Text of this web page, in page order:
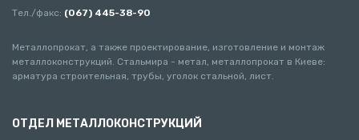
Тел./факс: (067) 445-38-90
Металлопрокат, а также проектирование, изготовление и монтаж
металлоконструкций. Стальмира - метал, металлопрокат в Киеве:
арматура строительная, трубы, уголок стальной, лист.
ОТДЕЛ МЕТАЛЛОКОНСТРУКЦИЙ